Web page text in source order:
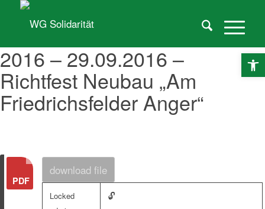
2016 – 29.09.2016 –
Richtfest Neubau „Am
Friedrichsfelder Anger“
download file
Locked
🔓